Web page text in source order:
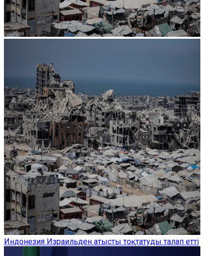
Индонезия Израильден атысты тоқтатуды талап етті